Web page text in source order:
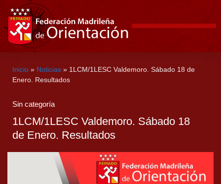
Inicio » Noticias » 1LCM/1LESC Valdemoro. Sábado 18 de
Enero. Resultados
Sin categoría
1LCM/1LESC Valdemoro. Sábado 18
de Enero. Resultados